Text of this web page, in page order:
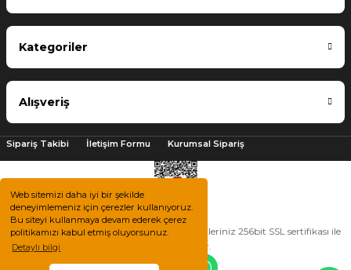
Web sitemizi daha iyi bir şekilde
deneyimlemeniz için çerezler kullanıyoruz.
Bu siteyi kullanmaya devam ederek çerez
politikamızı kabul etmiş oluyorsunuz.
Detaylı bilgi
Kategoriler
Alışveriş
Sipariş Takibi İletişim Formu Kurumsal Sipariş
2025 © Tüm hakları saklıdır. Kredi kartı bilgileriniz 256bit SSL sertifikası ile
korunmaktadır.